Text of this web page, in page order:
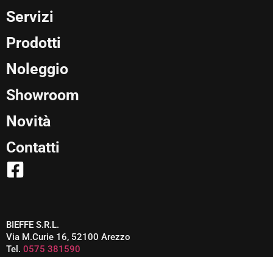
Servizi
Prodotti
Noleggio
Showroom
Novità
Contatti
BIEFFE S.R.L.
Via M.Curie 16, 52100 Arezzo
Tel. 0575 381590